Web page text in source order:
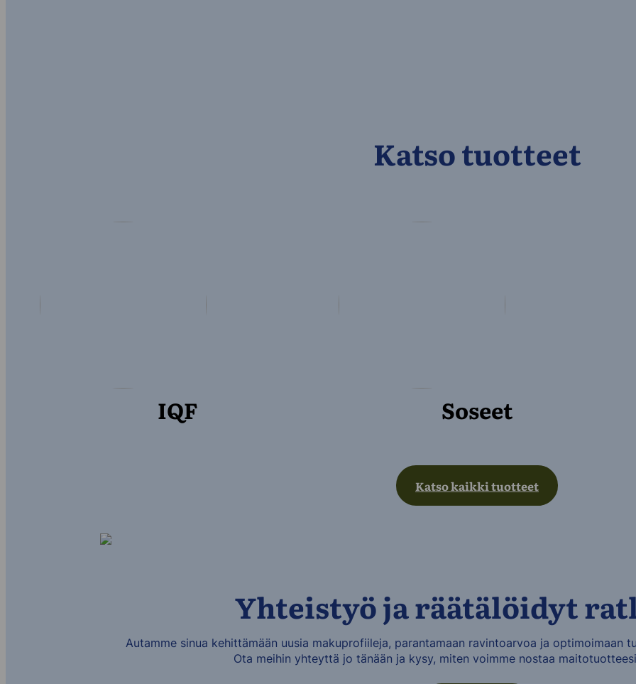
Katso tuotteet
IQF Soseet
Katso kaikki tuotteet
Yhteistyö ja räätälöidyt
Autamme sinua kehittämään uusia makuprofiileja, parantamaan ravintoarvoa ja optimoimaan
Ota meihin yhteyttä jo tänään ja kysy, miten voimme nostaa